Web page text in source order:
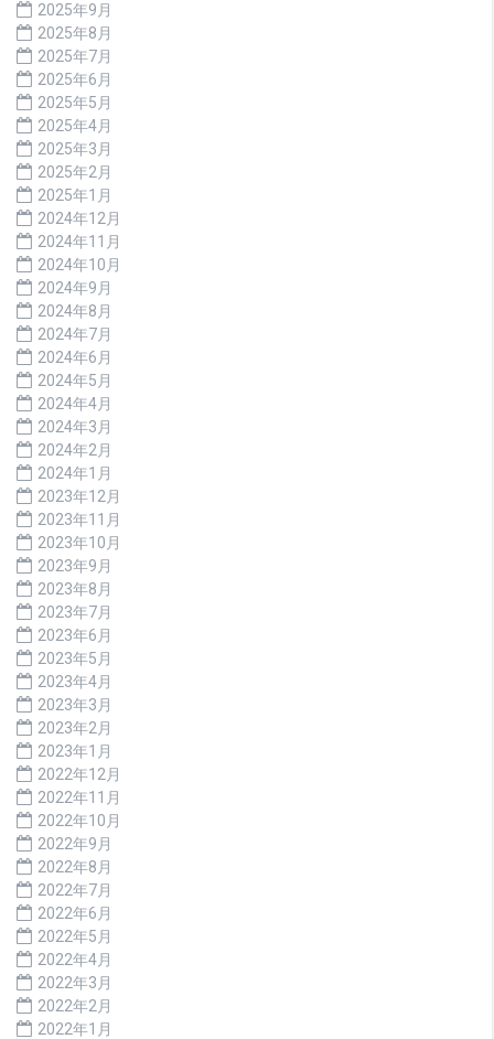
2025年9月
2025年8月
2025年7月
2025年6月
2025年5月
2025年4月
2025年3月
2025年2月
2025年1月
2024年12月
2024年11月
2024年10月
2024年9月
2024年8月
2024年7月
2024年6月
2024年5月
2024年4月
2024年3月
2024年2月
2024年1月
2023年12月
2023年11月
2023年10月
2023年9月
2023年8月
2023年7月
2023年6月
2023年5月
2023年4月
2023年3月
2023年2月
2023年1月
2022年12月
2022年11月
2022年10月
2022年9月
2022年8月
2022年7月
2022年6月
2022年5月
2022年4月
2022年3月
2022年2月
2022年1月